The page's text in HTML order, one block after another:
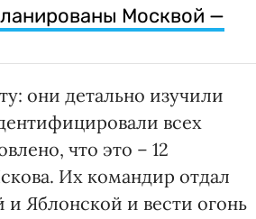
Москвой —
они детально изучили
всех
что это – 12
Их командир отдал
и Яблонской и вести огонь